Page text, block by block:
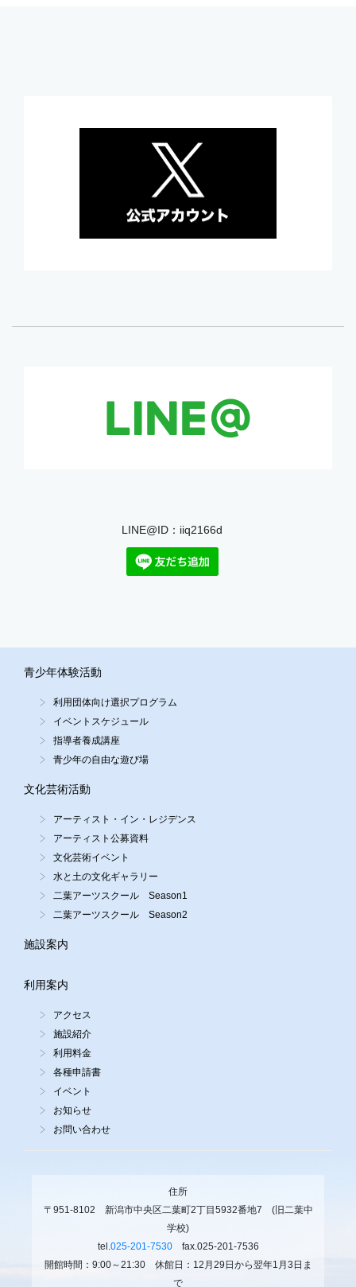
LINE@ID：iiq2166d
青少年体験活動
利用団体向け選択プログラム
イベントスケジュール
指導者養成講座
青少年の自由な遊び場
文化芸術活動
アーティスト・イン・レジデンス
アーティスト公募資料
文化芸術イベント
水と土の文化ギャラリー
二葉アーツスクール Season1
二葉アーツスクール Season2
施設案内
利用案内
アクセス
施設紹介
利用料金
各種申請書
イベント
お知らせ
お問い合わせ
住所
〒951-8102 新潟市中央区二葉町2丁目5932番地7 (旧二葉中
学校)
tel.025-201-7530fax.025-201-7536
開館時間：9:00～21:30 休館日：12月29日から翌年1月3日ま
で